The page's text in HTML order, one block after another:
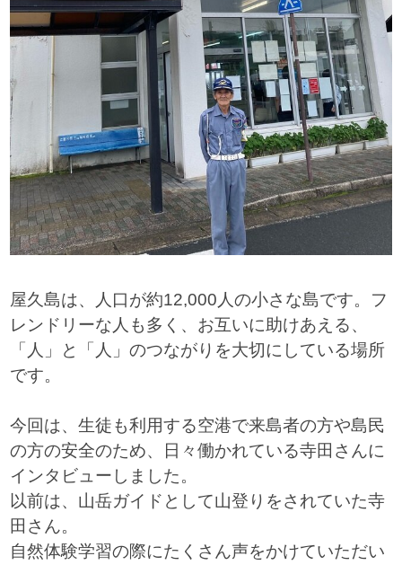
屋久島は、人口が約12,000人の小さな島です。フ
レンドリーな人も多く、お互いに助けあえる、
「人」と「人」のつながりを大切にしている場所
です。
今回は、生徒も利用する空港で来島者の方や島民
の方の安全のため、日々働かれている寺田さんに
インタビューしました。
以前は、山岳ガイドとして山登りをされていた寺
田さん。
自然体験学習の際にたくさん声をかけていただい